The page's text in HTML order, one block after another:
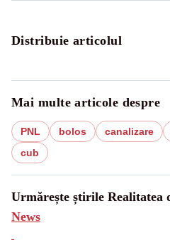
Distribuie articolul
Mai multe articole despre
PNL bolos canalizare
cub
Urmărește știrile Realitatea
News